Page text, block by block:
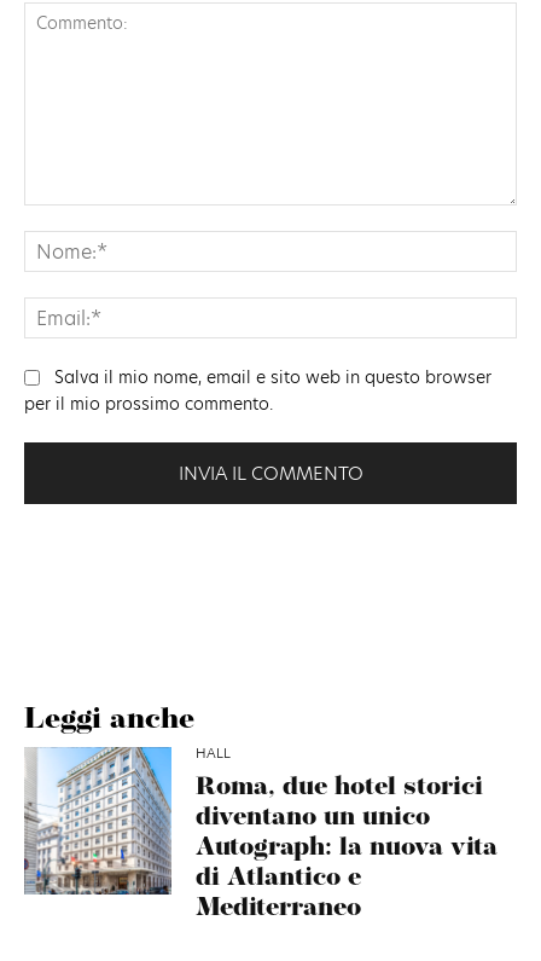
Leggi anche
HALL
Roma, due hotel storici
diventano un unico
Autograph: la nuova vita
di Atlantico e
Mediterraneo
Salva il mio nome, email e sito web in questo browser
per il mio prossimo commento.